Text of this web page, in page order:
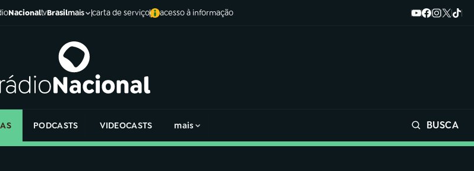
NacionaltvBrasilmais carta de serviço acesso à informação
PODCASTS VIDEOCASTS mais BUSCA